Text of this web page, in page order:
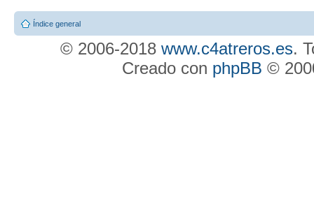
Índice general
© 2006-2018 www.c4atreros.es.
Creado con phpBB ©